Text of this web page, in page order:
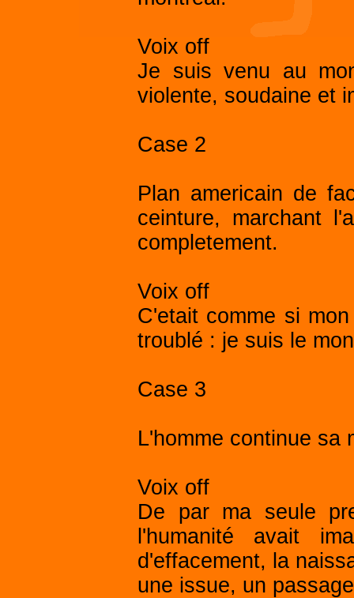
Voix off
Je suis venu au
violente, soudaine et
Case 2
Plan americain de
ceinture, marchant
completement.
Voix off
C'etait comme si
troublé : je suis le
Case 3
L'homme continue sa
Voix off
De par ma seule
l'humanité avait
d'effacement, la
une issue, un